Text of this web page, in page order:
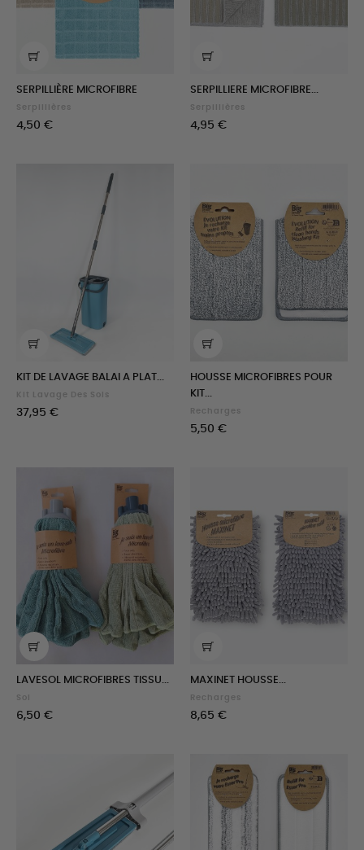
SERPILLIÈRE MICROFIBRE
Serpillières
Prix
4,50 €
SERPILLIERE MICROFIBRE...
Serpillières
Prix
4,95 €
KIT DE LAVAGE BALAI A PLAT...
Kit Lavage Des Sols
Prix
37,95 €
HOUSSE MICROFIBRES POUR
KIT...
Recharges
Prix
5,50 €
LAVESOL MICROFIBRES TISSU...
Sol
Prix
6,50 €
MAXINET HOUSSE...
Recharges
Prix
8,65 €